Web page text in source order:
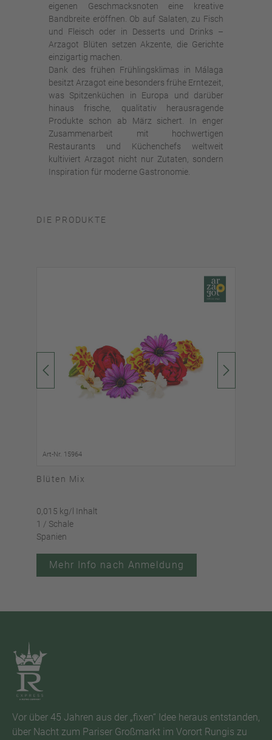
eigenen Geschmacksnoten eine kreative
Bandbreite eröffnen. Ob auf Salaten, zu Fisch
und Fleisch oder in Desserts und Drinks –
Arzagot Blüten setzen Akzente, die Gerichte
einzigartig machen.
Dank des frühen Frühlingsklimas in Málaga
besitzt Arzagot eine besonders frühe Erntezeit,
was Spitzenküchen in Europa und darüber
hinaus frische, qualitativ herausragende
Produkte schon ab März sichert. In enger
Zusammenarbeit mit hochwertigen
Restaurants und Küchenchefs weltweit
kultiviert Arzagot nicht nur Zutaten, sondern
Inspiration für moderne Gastronomie.
DIE PRODUKTE
Art-Nr. 15964
Blüten Mix
0,015 kg/l Inhalt
1 / Schale
Spanien
Mehr Info nach Anmeldung
Vor über 45 Jahren aus der „fixen“ Idee heraus entstanden,
über Nacht zum Pariser Großmarkt im Vorort Rungis zu